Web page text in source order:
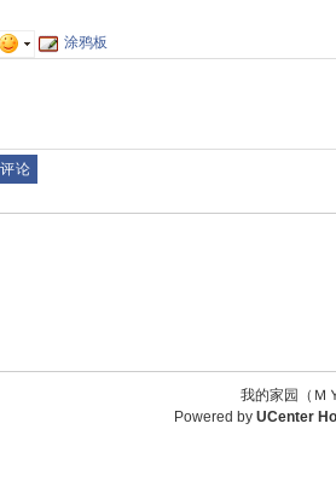
涂鸦板
我的家园（
Powered by UCenter